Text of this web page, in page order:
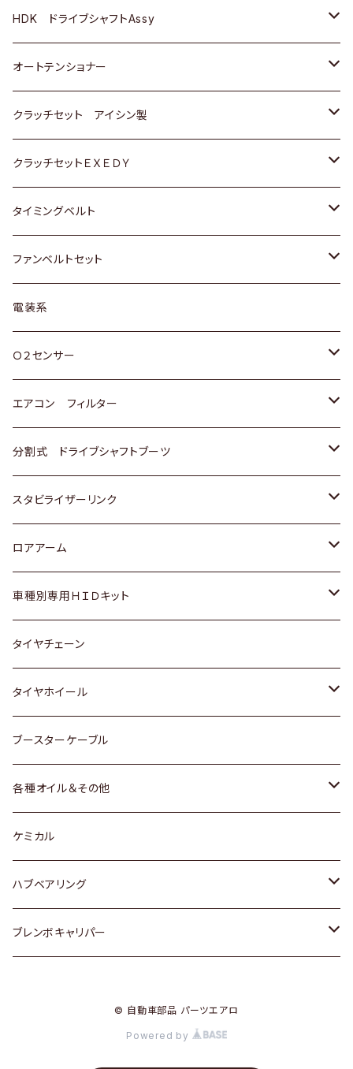
ＢＥＮＺ
スバル
三菱
スバル
マツダ
三菱
スバル
マツダ
三菱
スバル
日産
いすゞ
ダイハツ
マツダ
三菱
スバル
日野
ＢＭＷ
GOLF
ＷＡＧＥＮ
アストロ（シボレー）
クライスラー
ＢＭＷ
ＷＡＧＥＮ
ＶＯＬＶＯ
トヨタ
ホンダ
スズキ
日産
ダイハツ
マツダ
三菱
スバル
HDK ドライブシャフトAssy
スズキ
ダイハツ
日産
ホンダ
マツダ
オートテンショナー
トヨタ
クラッチセット アイシン製
ホンダ
スズキ
ダイハツ
マツダ
三菱
スバル
クラッチセットＥＸＥＤＹ
ホンダ
スズキ
日産
ダイハツ
マツダ
三菱
スバル
タイミングベルト
トヨタ
スズキ
ダイハツ
三菱
スバル
ファンベルトセット
トヨタ
ホンダ
スズキ
日産
いすゞ
ダイハツ
マツダ
三菱
スバル
レクサス
電装系
Ｏ２センサー
トヨタ
ホンダ
スズキ
日産
ダイハツ
マツダ
三菱
スバル
エアコン フィルター
トヨタ
ホンダ
スズキ
日産
いすゞ
ダイハツ
マツダ
三菱
スバル
分割式 ドライブシャフトブーツ
トヨタ
ホンダ
スズキ
日産
ダイハツ
スバル
スタビライザーリンク
トヨタ
ホンダ
スズキ
日産
ダイハツ
マツダ
ロアアーム
ホンダ
スズキ
日産
ダイハツ
マツダ
スバル
車種別専用ＨＩＤキット
トヨタ
マツダ
タイヤチェーン
タイヤホイール
トヨタ
ホンダ
スズキ
日産
ダイハツ
ブースターケーブル
各種オイル＆その他
ディーデル洗浄添加剤
ケミカル
ハブベアリング
トヨタ
ブレンボキャリパー
© 自動車部品 パーツエアロ
Powered by